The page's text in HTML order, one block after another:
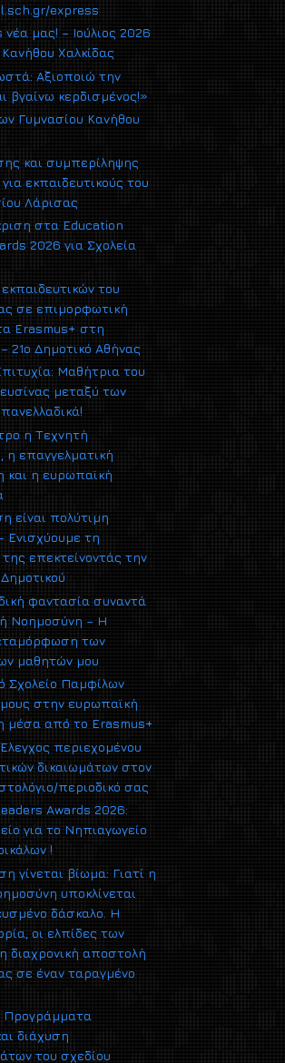
express
μας! – Ιούλιος 2026
Χαλκίδας
Αξιοποιώ την
βγαίνω κερδισμένος!»
Γυμνασίου Κανήθου
και συμπερίληψης
εκπαιδευτικούς του
Λάρισας
στα Education
2026 για Σχολεία
του
σε επιμορφωτική
Erasmus+ στη
21ο Δημοτικό Αθήνας
Μαθήτρια του
μεταξύ των
η Τεχνητή
η επαγγελματική
και η ευρωπαϊκή
είναι πολύτιμη
Ενισχύουμε τη
της επεκτείνοντάς την
φαντασία συναντά
Νοημοσύνη – Η
των
μαθητών μου
Σχολείο Παμφίλων
στην ευρωπαϊκή
μέσα από το Erasmus+
περιεχομένου
δικαιωμάτων στον
περιοδικό σας
Awards 2026:
για το Νηπιαγωγείο
!
γίνεται βίωμα: Γιατί η
υποκλίνεται
δάσκαλο. Η
οι ελπίδες των
διαχρονική αποστολή
σε έναν ταραγμένο
Προγράμματα
διάχυση
του σχεδίου